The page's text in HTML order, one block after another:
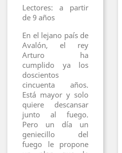
Lectores: a partir
de 9 años
En el lejano país de
Avalón, el rey
Arturo ha
cumplido ya los
doscientos
cincuenta años.
Está mayor y solo
quiere descansar
junto al fuego.
Pero un día un
geniecillo del
fuego le propone